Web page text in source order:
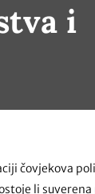
i
čovjekova
li